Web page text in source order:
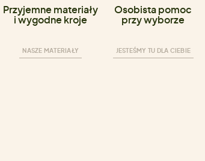
Przyjemne materiały
i wygodne kroje
NASZE MATERIAŁY
Osobista pomoc
przy wyborze
JESTEŚMY TU DLA CIEBIE